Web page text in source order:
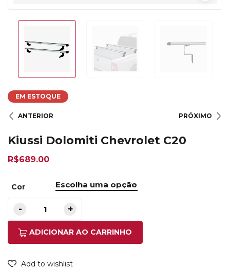
EM ESTOQUE
ANTERIOR PRÓXIMO
Kiussi Dolomiti Chevrolet C20
R$689.00
Cor
ADICIONAR AO CARRINHO
Add to wishlist